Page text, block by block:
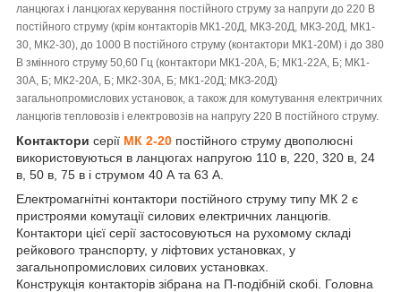
ланцюгах і ланцюгах керування постійного струму за напруги до 220 В
постійного струму (крім контакторів МК1-20Д, МКЗ-20Д, МКЗ-20Д, МК1-
30, МК2-30), до 1000 В постійного струму (контактори МК1-20М) і до 380
В змінного струму 50,60 Гц (контактори МК1-20А, Б; МК1-22А, Б; МК1-
30А, Б; МК2-20А, Б; МК2-30А, Б; МК1-20Д; МКЗ-20Д)
загальнопромислових установок, а також для комутування електричних
ланцюгів тепловозів і електровозів на напругу 220 В постійного струму.
Контактори серії МК 2-20 постійного струму двополюсні
використовуються в ланцюгах напругою 110 в, 220, 320 в, 24
в, 50 в, 75 в і струмом 40 А та 63 А.
Електромагнітні контактори постійного струму типу МК 2 є
пристроями комутації силових електричних ланцюгів.
Контактори цієї серії застосовуються на рухомому складі
рейкового транспорту, у ліфтових установках, у
загальнопромислових силових установках.
Конструкція контакторів зібрана на П-подібній скобі. Головна